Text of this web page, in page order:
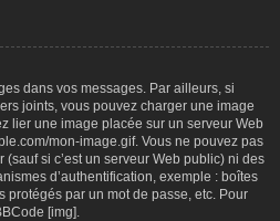
dans vos messages. Par ailleurs, si
joints, vous pouvez charger une image
lier une image placée sur un serveur Web
mon-image.gif. Vous ne pouvez pas
si c’est un serveur Web public) ni des
d’authentification, exemple : boîtes
protégés par un mot de passe, etc. Pour
[img].